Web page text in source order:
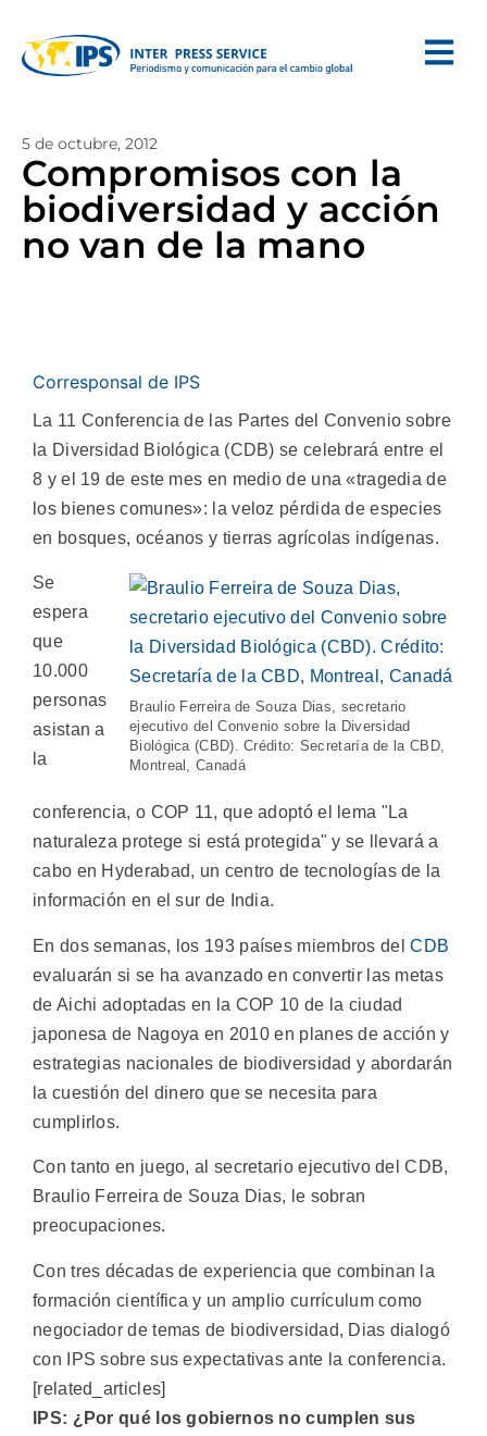
5 de octubre, 2012
Compromisos con la
biodiversidad y acción
no van de la mano
Corresponsal de IPS
La 11 Conferencia de las Partes del Convenio sobre
la Diversidad Biológica (CDB) se celebrará entre el
8 y el 19 de este mes en medio de una «tragedia de
los bienes comunes»: la veloz pérdida de especies
en bosques, océanos y tierras agrícolas indígenas.
Braulio Ferreira de Souza Dias, secretario
ejecutivo del Convenio sobre la Diversidad
Biológica (CBD). Crédito: Secretaría de la CBD,
Montreal, Canadá
Se
espera
que
10.000
personas
asistan a
la
conferencia, o COP 11, que adoptó el lema "La
naturaleza protege si está protegida" y se llevará a
cabo en Hyderabad, un centro de tecnologías de la
información en el sur de India.
En dos semanas, los 193 países miembros delCDB
evaluarán si se ha avanzado en convertir las metas
de Aichi adoptadas en la COP 10 de la ciudad
japonesa de Nagoya en 2010 en planes de acción y
estrategias nacionales de biodiversidad y abordarán
la cuestión del dinero que se necesita para
cumplirlos.
Con tanto en juego, al secretario ejecutivo del CDB,
Braulio Ferreira de Souza Dias, le sobran
preocupaciones.
Con tres décadas de experiencia que combinan la
formación científica y un amplio currículum como
negociador de temas de biodiversidad, Dias dialogó
con IPS sobre sus expectativas ante la conferencia.
[related_articles]
IPS: ¿Por qué los gobiernos no cumplen sus